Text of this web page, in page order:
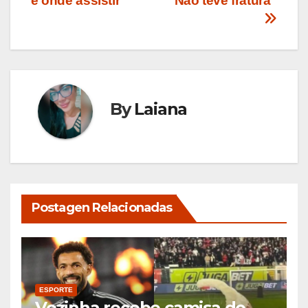
Post
ByLaiana
Postagen Relacionadas
ESPORTE